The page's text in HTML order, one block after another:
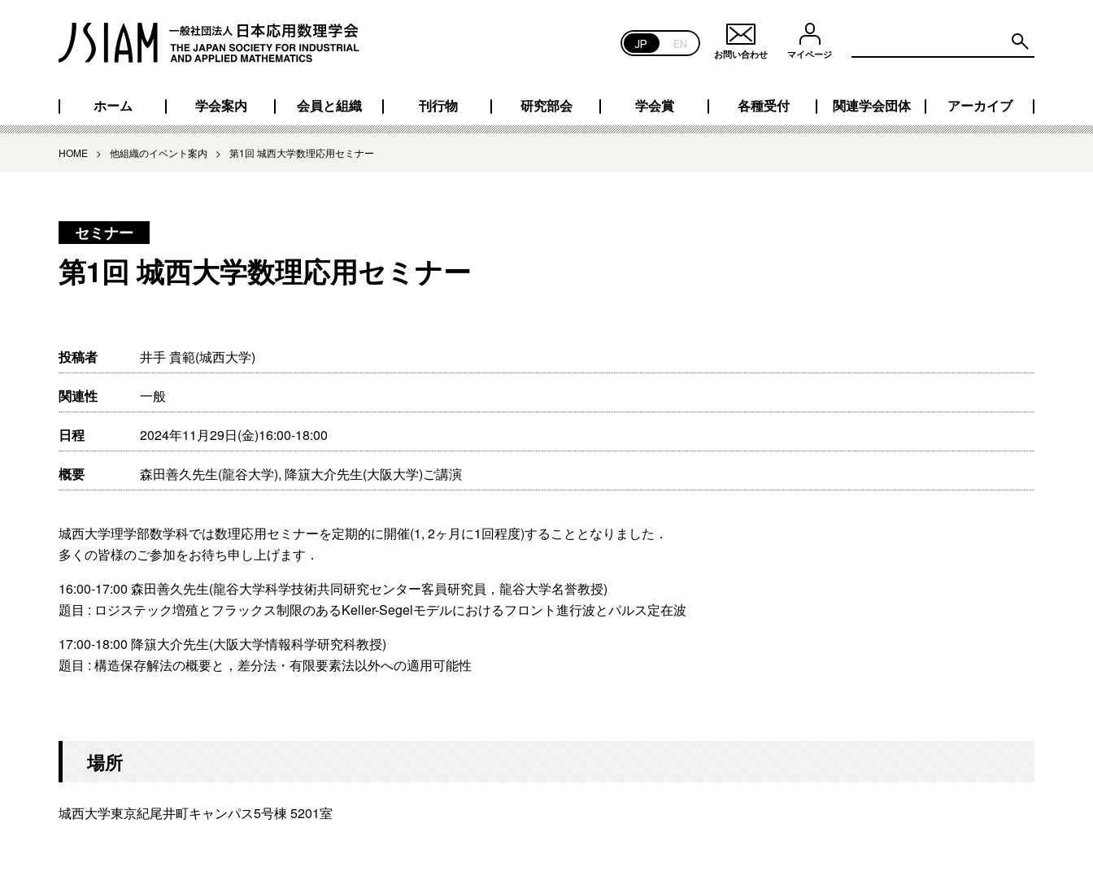
JP EN
お問い合わせ マイページ
ホーム 学会案内 会員と組織 刊行物 研究部会 学会賞 各種受付 関連学会団体 アーカイブ
HOME > 他組織のイベント案内 > 第1回 城西大学数理応用セミナー
セミナー
第1回 城西大学数理応用セミナー
投稿者 井手 貴範(城西大学)
関連性 一般
日程 2024年11月29日(金)16:00-18:00
概要 森田善久先生(龍谷大学), 降簱大介先生(大阪大学)ご講演
城西大学理学部数学科では数理応用セミナーを定期的に開催(1, 2ヶ月に1回程度)することとなりました．
多くの皆様のご参加をお待ち申し上げます．
16:00-17:00 森田善久先生(龍谷大学科学技術共同研究センター客員研究員，龍谷大学名誉教授)
題目 : ロジステック増殖とフラックス制限のあるKeller-Segelモデルにおけるフロント進行波とパルス定在波
17:00-18:00 降簱大介先生(大阪大学情報科学研究科教授)
題目 : 構造保存解法の概要と，差分法・有限要素法以外への適用可能性
場所
城西大学東京紀尾井町キャンパス5号棟 5201室